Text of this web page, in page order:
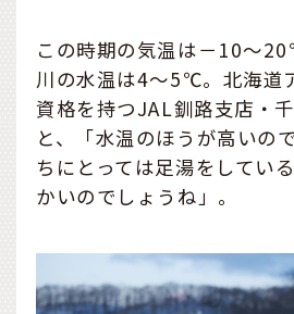
この時期の気温は－10～
川の水温は4～5℃。北海道
資格を持つJAL釧路支店・
と、「水温のほうが高いの
ちにとっては足湯をしてい
かいのでしょうね」。